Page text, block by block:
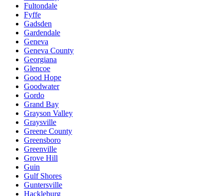
Fultondale
Fyffe
Gadsden
Gardendale
Geneva
Geneva County
Georgiana
Glencoe
Good Hope
Goodwater
Gordo
Grand Bay
Grayson Valley
Graysville
Greene County
Greensboro
Greenville
Grove Hill
Guin
Gulf Shores
Guntersville
Hackleburg